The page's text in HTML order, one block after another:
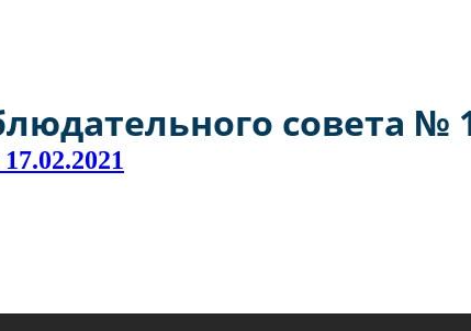
совета № 1